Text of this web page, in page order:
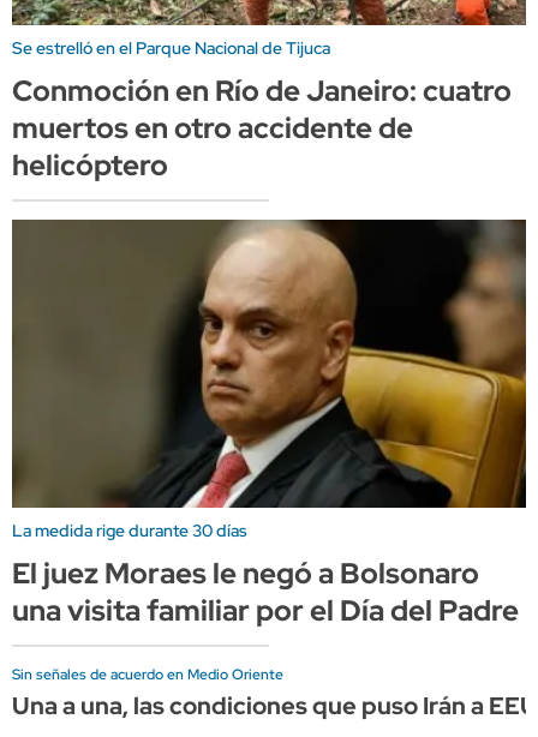
Se estrelló en el Parque Nacional de Tijuca
Conmoción en Río de Janeiro: cuatro
muertos en otro accidente de
helicóptero
La medida rige durante 30 días
El juez Moraes le negó a Bolsonaro
una visita familiar por el Día del Padre
Sin señales de acuerdo en Medio Oriente
Una a una, las condiciones que puso Irán a